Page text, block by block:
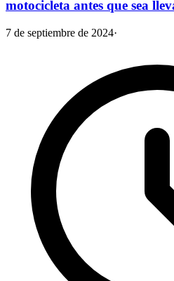
motocicleta antes que sea
7 de septiembre de 2024·